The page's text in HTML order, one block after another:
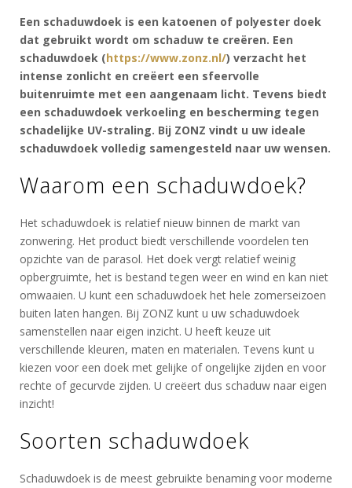
Een schaduwdoek is een katoenen of polyester doek
dat gebruikt wordt om schaduw te creëren. Een
schaduwdoek (https://www.zonz.nl/) verzacht het
intense zonlicht en creëert een sfeervolle
buitenruimte met een aangenaam licht. Tevens biedt
een schaduwdoek verkoeling en bescherming tegen
schadelijke UV-straling. Bij ZONZ vindt u uw ideale
schaduwdoek volledig samengesteld naar uw wensen.
Waarom een schaduwdoek?
Het schaduwdoek is relatief nieuw binnen de markt van
zonwering. Het product biedt verschillende voordelen ten
opzichte van de parasol. Het doek vergt relatief weinig
opbergruimte, het is bestand tegen weer en wind en kan niet
omwaaien. U kunt een schaduwdoek het hele zomerseizoen
buiten laten hangen. Bij ZONZ kunt u uw schaduwdoek
samenstellen naar eigen inzicht. U heeft keuze uit
verschillende kleuren, maten en materialen. Tevens kunt u
kiezen voor een doek met gelijke of ongelijke zijden en voor
rechte of gecurvde zijden. U creëert dus schaduw naar eigen
inzicht!
Soorten schaduwdoek
Schaduwdoek is de meest gebruikte benaming voor moderne